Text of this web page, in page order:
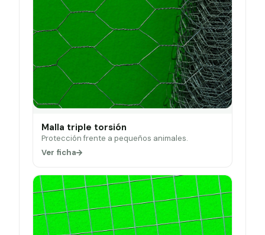
Malla triple torsión
Protección frente a pequeños animales.
Ver ficha